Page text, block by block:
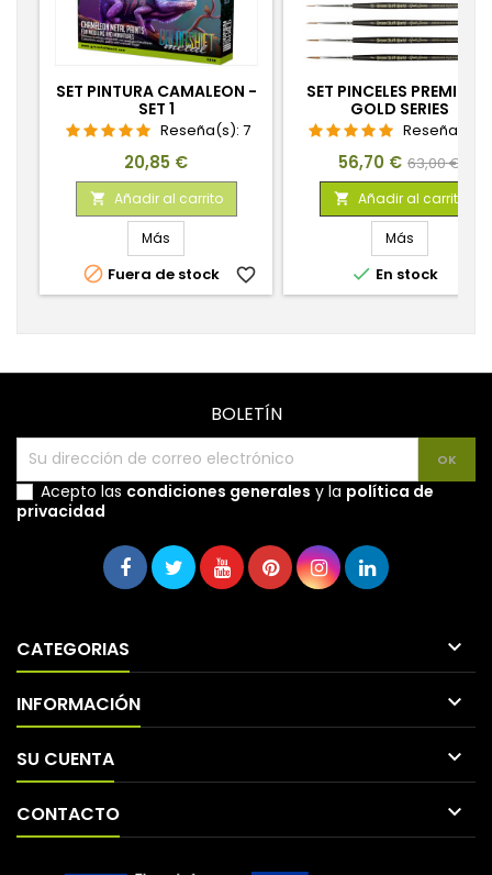
SET PINTURA CAMALEON -
SET 1
Reseña(s): 7
Precio
20,85 €
 Añadir al carrito
Más
 Fuera de stock favorite_border
SET PINCELES PREMIUM
GOLD SERIES
Reseña(s):
Precio
56,70 € Precio
base
63,00 €
 Añadir al carrito
Más
 En stock
BOLETÍN
Acepto las condiciones generales y la política de
privacidad
CATEGORIAS 
INFORMACIÓN 
SU CUENTA 
CONTACTO 